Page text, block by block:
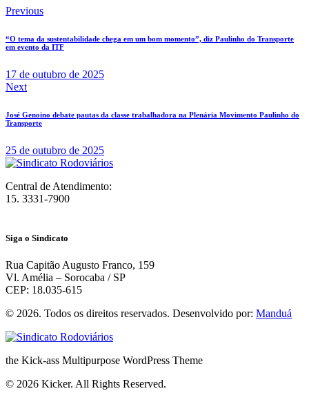
Previous
“O tema da sustentabilidade chega em um bom momento”, diz Paulinho do Transporte
em evento da ITF
17 de outubro de 2025
Next
José Genoino debate pautas da classe trabalhadora na Plenária Movimento Paulinho do
Transporte
25 de outubro de 2025
Central de Atendimento:
15. 3331-7900
Siga o Sindicato
Rua Capitão Augusto Franco, 159
Vl. Amélia – Sorocaba / SP
CEP: 18.035-615
© 2026. Todos os direitos reservados. Desenvolvido por: Manduá
the Kick-ass Multipurpose WordPress Theme
© 2026 Kicker. All Rights Reserved.